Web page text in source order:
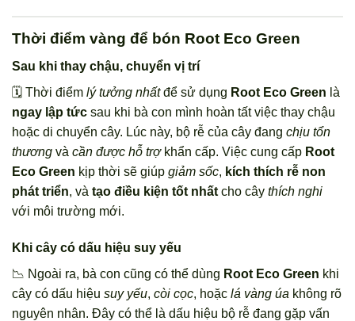
Thời điểm vàng để bón Root Eco Green
Sau khi thay chậu, chuyển vị trí
🗓️ Thời điểm lý tưởng nhấtđể sử dụng Root Eco Green là
ngay lập tức sau khi bà con mình hoàn tất việc thay chậu
hoặc di chuyển cây. Lúc này, bộ rễ của cây đang chịu tổn
thương và cần được hỗ trợkhẩn cấp. Việc cung cấp Root
Eco Green kịp thời sẽ giúp giảm sốc, kích thích rễ non
phát triển, và tạo điều kiện tốt nhất cho cây thích nghi
với môi trường mới.
Khi cây có dấu hiệu suy yếu
📉 Ngoài ra, bà con cũng có thể dùng Root Eco Green khi
cây có dấu hiệu suy yếu, còi cọc, hoặc lá vàng úa không rõ
nguyên nhân. Đây có thể là dấu hiệu bộ rễ đang gặp vấn